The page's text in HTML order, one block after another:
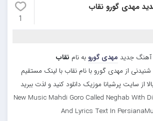
مهدی گورو نقاب
1
آهنگ جدید مهدی گورو به نام نقاب
از مهدی گورو با نام نقاب با لینک مستقیم
از سایت پرشیانا موزیک دانلود کنید و لذت ببرید
New Music Mahdi Goro Called Neghab With
And Lyrics Text In